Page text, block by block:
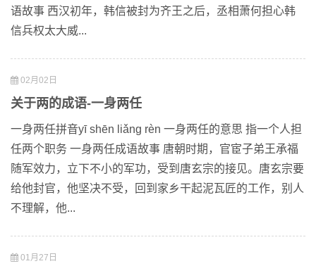
语故事 西汉初年，韩信被封为齐王之后，丞相萧何担心韩
信兵权太大威...
02月02日
关于两的成语-一身两任
一身两任拼音yī shēn liǎng rèn 一身两任的意思 指一个人担
任两个职务 一身两任成语故事 唐朝时期，官宦子弟王承福
随军效力，立下不小的军功，受到唐玄宗的接见。唐玄宗要
给他封官，他坚决不受，回到家乡干起泥瓦匠的工作，别人
不理解，他...
01月27日